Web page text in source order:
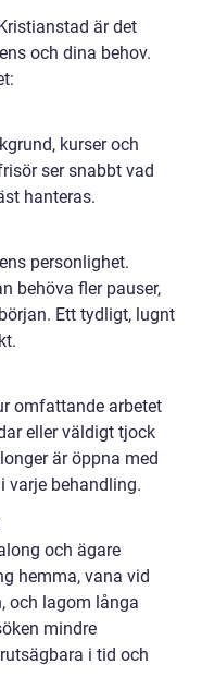
är det
och dina behov.
kurser och
ser snabbt vad
hanteras.
personlighet.
behöva fler pauser,
Ett tydligt, lugnt
omfattande arbetet
eller väldigt tjock
är öppna med
varje behandling.
och ägare
hemma, vana vid
och lagom långa
mindre
i tid och